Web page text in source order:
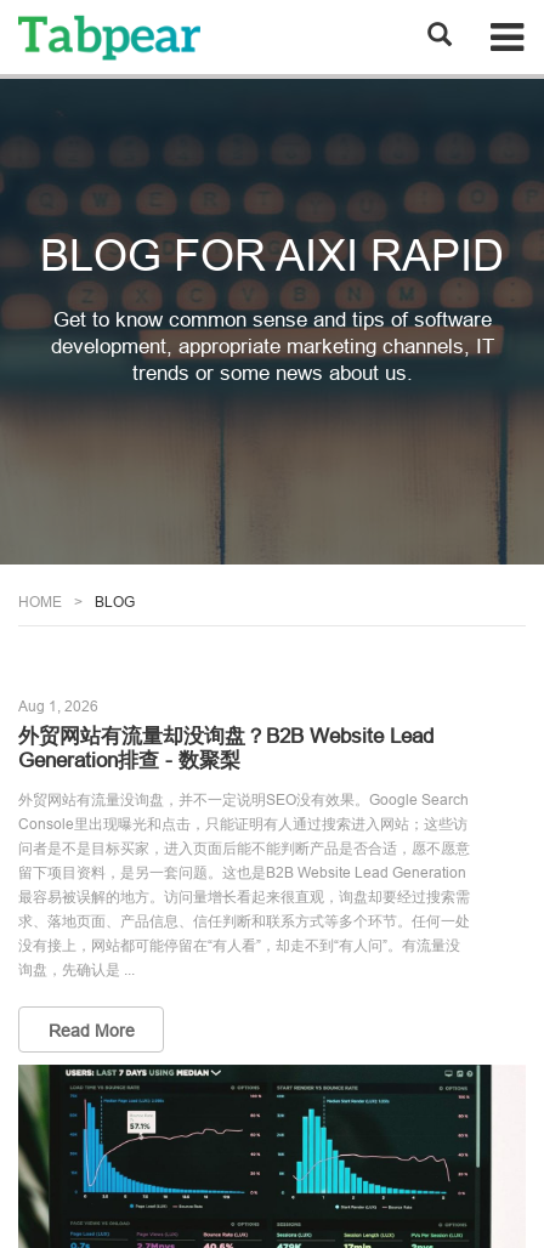
BLOG FOR AIXI RAPID
Get to know common sense and tips of software
development, appropriate marketing channels, IT
trends or some news about us.
HOME BLOG
Aug 1, 2026
外贸网站有流量却没询盘？B2B Website Lead
Generation排查 - 数聚梨
外贸网站有流量没询盘，并不一定说明SEO没有效果。Google Search
Console里出现曝光和点击，只能证明有人通过搜索进入网站；这些访
问者是不是目标买家，进入页面后能不能判断产品是否合适，愿不愿意
留下项目资料，是另一套问题。这也是B2B Website Lead Generation
最容易被误解的地方。访问量增长看起来很直观，询盘却要经过搜索需
求、落地页面、产品信息、信任判断和联系方式等多个环节。任何一处
没有接上，网站都可能停留在“有人看”，却走不到“有人问”。有流量没
询盘，先确认是 ...
Read More